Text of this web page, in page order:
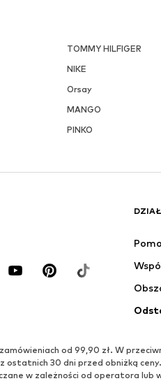
TOMMY HILFIGER
NIKE
Orsay
MANGO
PINKO
od 99,90 zł. W
ostatnich 30 dni przed obniżką ceny.
w zależności od operatora lub